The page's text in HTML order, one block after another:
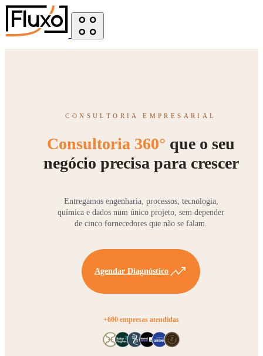
CONSULTORIA EMPRESARIAL
Consultoria 360° que o seu
negócio precisa para crescer
Entregamos engenharia, processos, tecnologia,
química e dados num único projeto, sem depender
de cinco fornecedores que não se falam.
Agendar Diagnóstico
+600 empresas atendidas